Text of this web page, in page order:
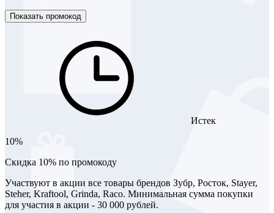
Показать промокод
Истек
10%
Скидка 10% по промокоду
Участвуют в акции все товары брендов Зубр, Росток, Stayer,
Steher, Kraftool, Grinda, Raco. Минимальная сумма покупки
для участия в акции - 30 000 рублей.